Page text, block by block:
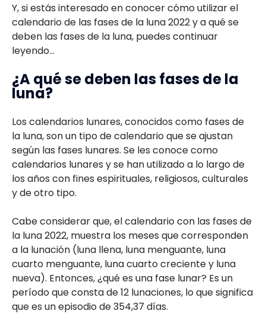
Y, si estás interesado en conocer cómo utilizar el
calendario de las fases de la luna 2022 y a qué se
deben las fases de la luna, puedes continuar
leyendo…
¿A qué se deben las fases de la
luna?
Los calendarios lunares, conocidos como fases de
la luna, son un tipo de calendario que se ajustan
según las fases lunares. Se les conoce como
calendarios lunares y se han utilizado a lo largo de
los años con fines espirituales, religiosos, culturales
y de otro tipo.
Cabe considerar que, el calendario con las fases de
la luna 2022, muestra los meses que corresponden
a la lunación (luna llena, luna menguante, luna
cuarto menguante, luna cuarto creciente y luna
nueva). Entonces, ¿qué es una fase lunar? Es un
período que consta de 12 lunaciones, lo que significa
que es un episodio de 354,37 días.